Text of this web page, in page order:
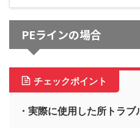
PEラインの場合
チェックポイント
・実際に使用した所トラブ